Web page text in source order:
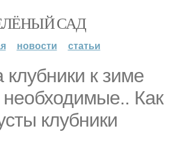
САД
новости статьи
клубники к зиме
Как
клубники